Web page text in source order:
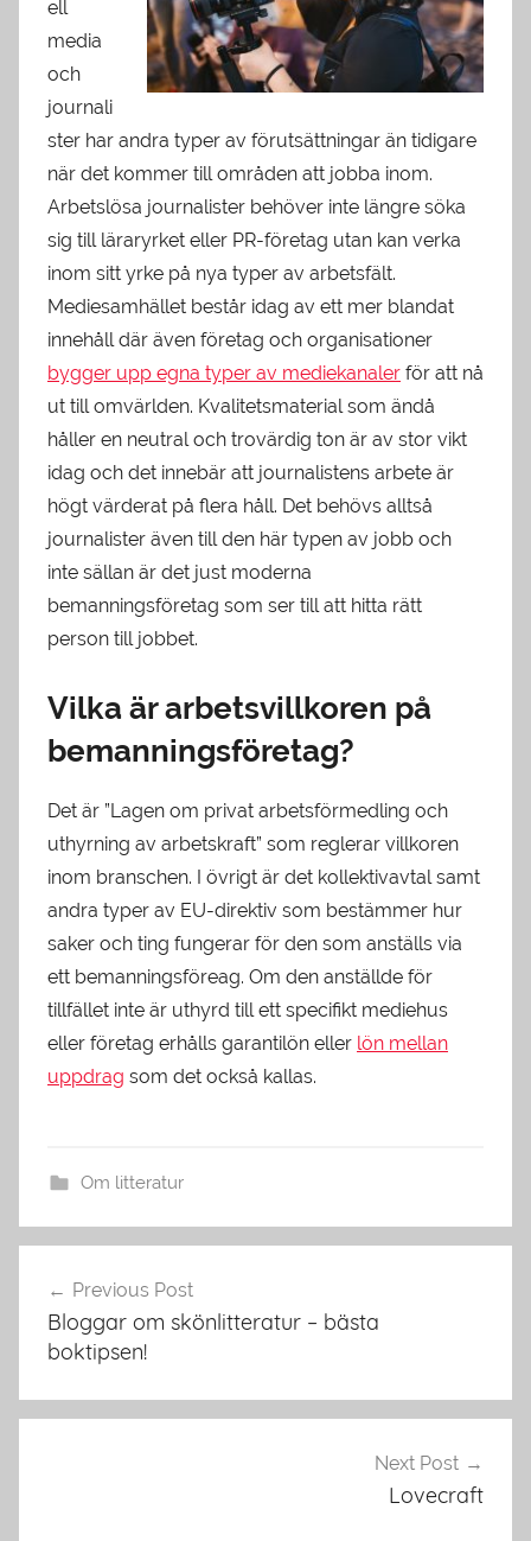
ell
media
och
journali
ster har andra typer av förutsättningar än tidigare
när det kommer till områden att jobba inom.
Arbetslösa journalister behöver inte längre söka
sig till läraryrket eller PR-företag utan kan verka
inom sitt yrke på nya typer av arbetsfält.
Mediesamhället består idag av ett mer blandat
innehåll där även företag och organisationer
bygger upp egna typer av mediekanaler för att nå
ut till omvärlden. Kvalitetsmaterial som ändå
håller en neutral och trovärdig ton är av stor vikt
idag och det innebär att journalistens arbete är
högt värderat på flera håll. Det behövs alltså
journalister även till den här typen av jobb och
inte sällan är det just moderna
bemanningsföretag som ser till att hitta rätt
person till jobbet.
Vilka är arbetsvillkoren på
bemanningsföretag?
Det är ”Lagen om privat arbetsförmedling och
uthyrning av arbetskraft” som reglerar villkoren
inom branschen. I övrigt är det kollektivavtal samt
andra typer av EU-direktiv som bestämmer hur
saker och ting fungerar för den som anställs via
ett bemanningsföreag. Om den anställde för
tillfället inte är uthyrd till ett specifikt mediehus
eller företag erhålls garantilön eller lön mellan
uppdrag som det också kallas.
Om litteratur
Previous Post
Bloggar om skönlitteratur – bästa
boktipsen!
Next Post
Lovecraft